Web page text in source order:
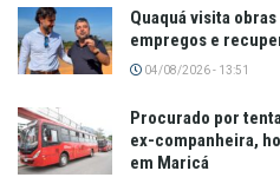
Quaquá visita
empregos e
04/08/2026 - 13:51
Procurado por
ex-companheira,
em Maricá